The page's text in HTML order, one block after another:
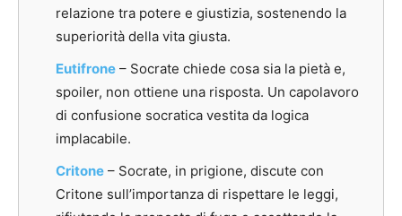
relazione tra potere e giustizia, sostenendo la
superiorità della vita giusta.
Eutifrone – Socrate chiede cosa sia la pietà e,
spoiler, non ottiene una risposta. Un capolavoro
di confusione socratica vestita da logica
implacabile.
Critone – Socrate, in prigione, discute con
Critone sull’importanza di rispettare le leggi,